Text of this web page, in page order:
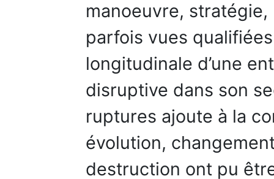
manoeuvre,
parfois vues
longitudinale d’une
disruptive dans son
ruptures ajoute à la
évolution,
destruction ont pu